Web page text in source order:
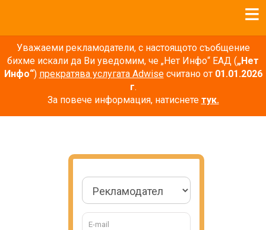
Уважаеми рекламодатели, с настоящото съобщение
бихме искали да Ви уведомим, че „Нет Инфо“ ЕАД („Нет
Инфо“) прекратява услугата Adwiseсчитано от 01.01.2026
г.
За повече информация, натиснете тук.